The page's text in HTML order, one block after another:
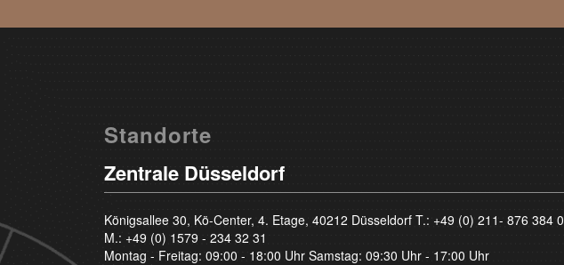
Standorte
Zentrale Düsseldorf
Königsallee 30, Kö-Center, 4. Etage, 40212 Düsseldorf T.: +49 (0) 211- 876 384 0
M.: +49 (0) 1579 - 234 32 31
Montag - Freitag: 09:00 - 18:00 Uhr Samstag: 09:30 Uhr - 17:00 Uhr